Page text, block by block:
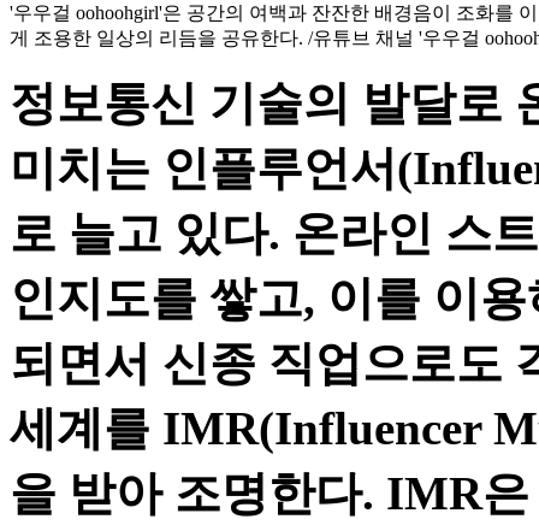
'우우걸 oohoohgirl'은 공간의 여백과 잔잔한 배경음이 조화를
게 조용한 일상의 리듬을 공유한다. /유튜브 채널 '우우걸
정보통신 기술의 발달로
미치는 인플루언서
로 늘고 있다. 온라인 스
인지도를 쌓고, 이를 이
되면서 신종 직업으로도
세계를 IMR(Influencer
을 받아 조명한다. IMR